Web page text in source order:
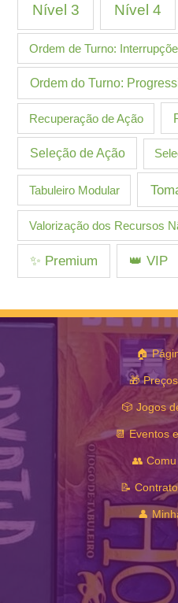
Nível 3 Nível 4
Ordem de Turno:
Ordem do Turno:
Recuperação de Ação
Seleção de Ação
Tabuleiro Modular
Valorização dos Recursos
✨ Premium 👑 VIP
🏠
🎁
🎲 Jogos
📆 Eventos
👥
📝
👤